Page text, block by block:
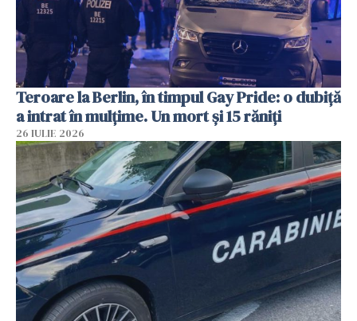
Teroare la Berlin, în timpul Gay Pride: o dubiță
a intrat în mulțime. Un mort și 15 răniți
26 IULIE 2026